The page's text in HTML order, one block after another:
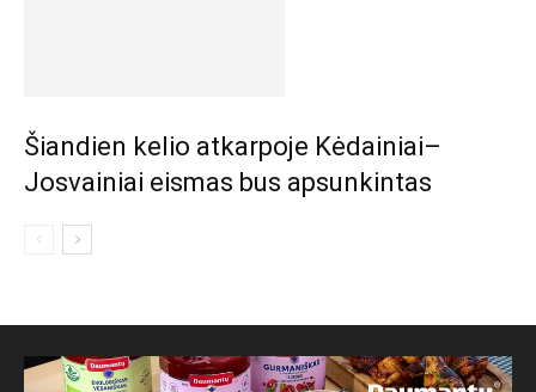
Šiandien kelio atkarpoje Kėdainiai–
Josvainiai eismas bus apsunkintas